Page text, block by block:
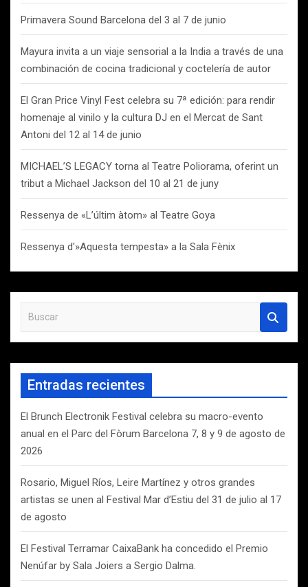
Primavera Sound Barcelona del 3 al 7 de junio
Mayura invita a un viaje sensorial a la India a través de una
combinación de cocina tradicional y coctelería de autor
El Gran Price Vinyl Fest celebra su 7ª edición: para rendir
homenaje al vinilo y la cultura DJ en el Mercat de Sant
Antoni del 12 al 14 de junio
MICHAEL’S LEGACY torna al Teatre Poliorama, oferint un
tribut a Michael Jackson del 10 al 21 de juny
Ressenya de «L’últim àtom» al Teatre Goya
Ressenya d'»Aquesta tempesta» a la Sala Fènix
s
c
r
Entradas recientes
El Brunch Electronik Festival celebra su macro-evento
anual en el Parc del Fòrum Barcelona 7, 8 y 9 de agosto de
2026
Rosario, Miguel Ríos, Leire Martínez y otros grandes
artistas se unen al Festival Mar d’Estiu del 31 de julio al 17
de agosto
El Festival Terramar CaixaBank ha concedido el Premio
Nenúfar by Sala Joiers a Sergio Dalma.